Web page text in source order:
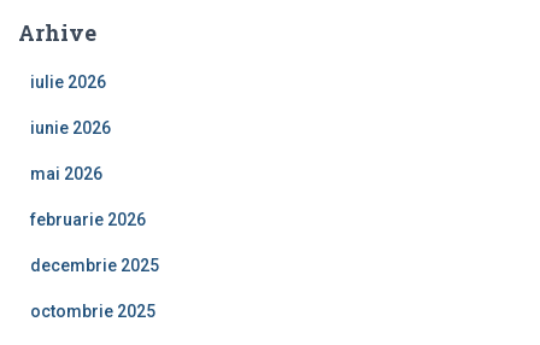
Arhive
iulie 2026
iunie 2026
mai 2026
februarie 2026
decembrie 2025
octombrie 2025